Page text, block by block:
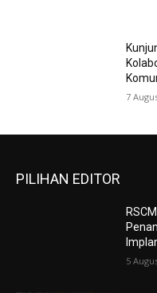
7
PILIHAN EDITOR
5